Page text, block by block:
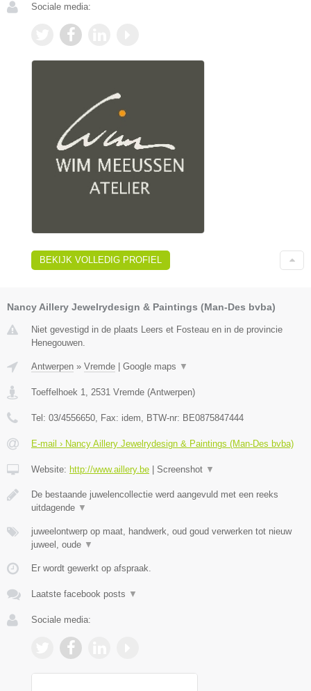
Sociale media:
BEKIJK VOLLEDIG PROFIEL
Nancy Aillery Jewelrydesign & Paintings (Man-Des bvba)
Niet gevestigd in de plaats Leers et Fosteau en in de provincie
Henegouwen.
Antwerpen » Vremde | Google maps ▼
Toeffelhoek 1 2531 Vremde (Antwerpen)
Tel: 03/4556650 , Fax: idem , BTW-nr: BE0875847444
E-mail › Nancy Aillery Jewelrydesign & Paintings (Man-Des bvba)
Website: http://www.aillery.be | Screenshot ▼
De bestaande juwelencollectie werd aangevuld met een reeks
uitdagende ▼
juweelontwerp op maat, handwerk, oud goud verwerken tot nieuw
juweel, oude ▼
Er wordt gewerkt op afspraak.
Laatste facebook posts ▼
Sociale media: